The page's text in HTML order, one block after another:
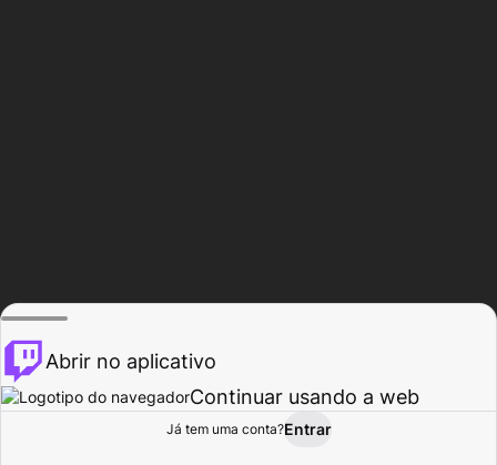
Procurar Atividade
Abrir no aplicativo
Continuar usando a web
Já tem uma conta?Entrar